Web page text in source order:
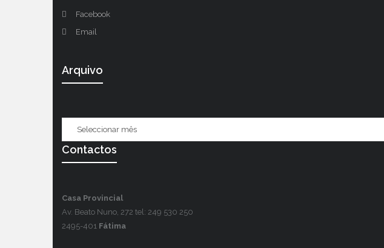
Facebook
Email
Arquivo
Contactos
Casa Provincial
Av. Beato Nuno, 272 tel: 249 530 250
2495-401 Fátima